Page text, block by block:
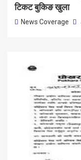
टिकट बुकिङ खुला
News Coverage